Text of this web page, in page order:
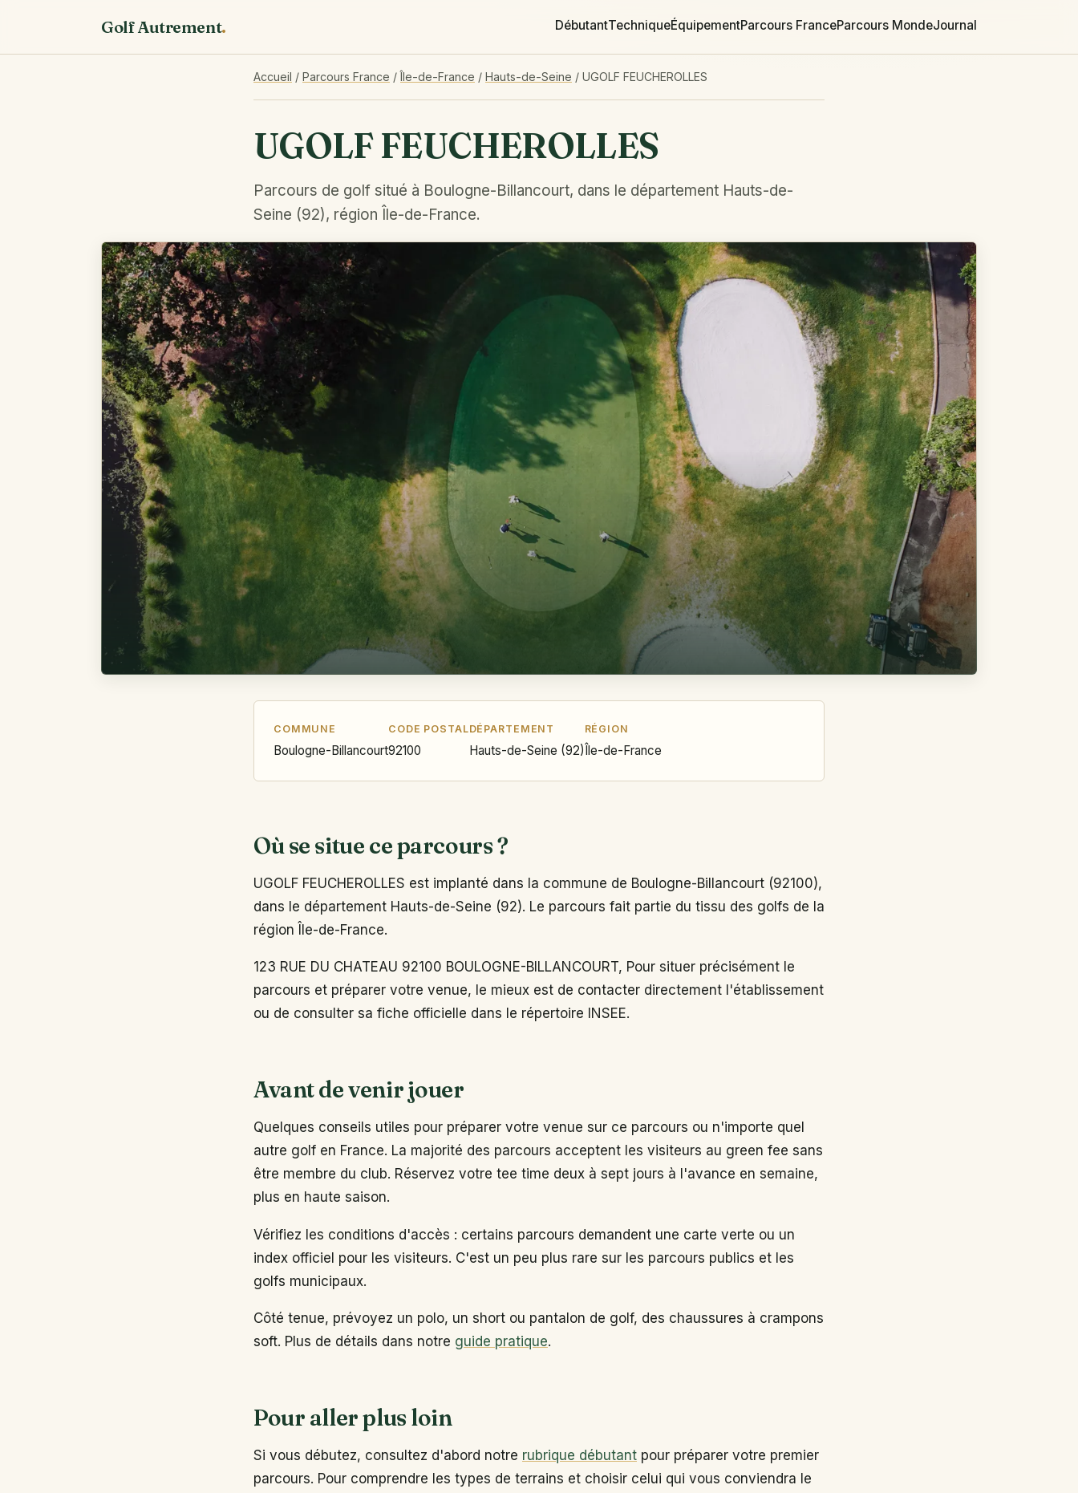
Golf Autrement. DébutantTechniqueÉquipementParcours FranceParcours MondeJournal
Accueil / Parcours France /Île-de-France / Hauts-de-Seine / UGOLF FEUCHEROLLES
UGOLF FEUCHEROLLES
Parcours de golf situé à Boulogne-Billancourt, dans le département Hauts-de-
Seine (92), région Île-de-France.
COMMUNE
Boulogne-Billancourt
CODE POSTAL
92100
DÉPARTEMENT
Hauts-de-Seine (92)
RÉGION
Île-de-France
Où se situe ce parcours ?
UGOLF FEUCHEROLLES est implanté dans la commune de Boulogne-Billancourt (92100),
dans le département Hauts-de-Seine (92). Le parcours fait partie du tissu des golfs de la
région Île-de-France.
123 RUE DU CHATEAU 92100 BOULOGNE-BILLANCOURT, Pour situer précisément le
parcours et préparer votre venue, le mieux est de contacter directement l'établissement
ou de consulter sa fiche officielle dans le répertoire INSEE.
Avant de venir jouer
Quelques conseils utiles pour préparer votre venue sur ce parcours ou n'importe quel
autre golf en France. La majorité des parcours acceptent les visiteurs au green fee sans
être membre du club. Réservez votre tee time deux à sept jours à l'avance en semaine,
plus en haute saison.
Vérifiez les conditions d'accès : certains parcours demandent une carte verte ou un
index officiel pour les visiteurs. C'est un peu plus rare sur les parcours publics et les
golfs municipaux.
Côté tenue, prévoyez un polo, un short ou pantalon de golf, des chaussures à crampons
soft. Plus de détails dans notre guide pratique.
Pour aller plus loin
Si vous débutez, consultez d'abord notre rubrique débutant pour préparer votre premier
parcours. Pour comprendre les types de terrains et choisir celui qui vous conviendra le